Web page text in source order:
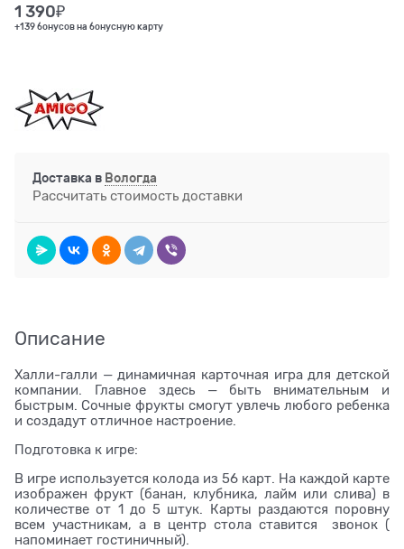
1 390₽
+139 бонусов на бонусную карту
Доставка в Вологда
Рассчитать стоимость доставки
Описание
Халли-галли — динамичная карточная игра для детской
компании. Главное здесь — быть внимательным и
быстрым. Сочные фрукты смогут увлечь любого ребенка
и создадут отличное настроение.
Подготовка к игре:
В игре используется колода из 56 карт. На каждой карте
изображен фрукт (банан, клубника, лайм или слива) в
количестве от 1 до 5 штук. Карты раздаются поровну
всем участникам, а в центр стола ставится звонок (
напоминает гостиничный).